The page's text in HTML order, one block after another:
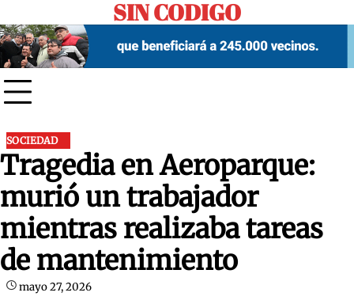
to
content
SIN CODIGO
SOCIEDAD
Tragedia en Aeroparque:
murió un trabajador
mientras realizaba tareas
de mantenimiento
mayo 27, 2026